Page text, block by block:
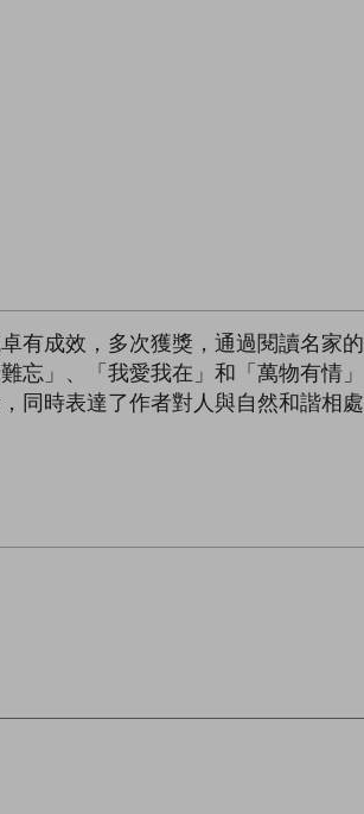
有成效，多次獲獎，通過閱讀名家的
忘」、「我愛我在」和「萬物有情
同時表達了作者對人與自然和諧相